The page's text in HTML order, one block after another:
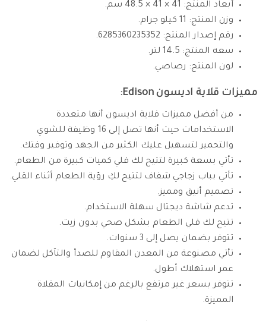
أبعاد المنتج: 41 × 41 × 48.5 سم.
وزن المنتج: 11 كيلو جرام.
رقم إصدار المنتج: 6285360235352.
سعه المنتج: 14.5 لتر.
لون المنتج: رصاصي.
مميزات قلاية اديسون Edison:
من أفضل مميزات قلاية اديسون أنها متعددة
الاستخدامات حيث أنها تصل إلى 16 وظيفة للشوي
والتحمير لتسهيل عليك الكثير من الجهد وتوفير وقتك.
تأتي بسعة كبيرة لتتيح لك قلي كميات كبيرة من الطعام.
تأتي بباب زجاجي شفاف لتتيح لكِ رؤية الطعام أثناء القلي.
تصميم أنيق ومميز.
تدعم شاشة ديجتال سهلة الاستخدام.
تتيح لك قلي الطعام بشكل صحي بدون زيت.
تتوفر بضمان يصل إلى 3 سنوات.
تأتي مصنوعة من المعدن المقاوم للصدأ والتآكل لضمان
عمر استهلاك أطول.
تتوفر بسعر غير مرتفع بالرغم من إمكانيات المقلاة
المميزة.